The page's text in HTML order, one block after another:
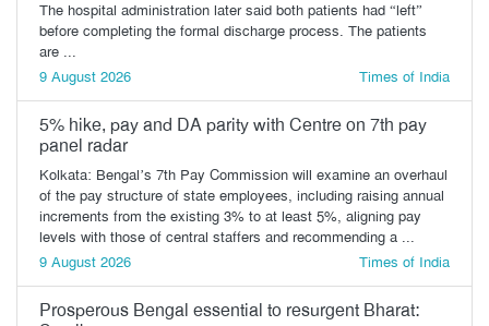
The hospital administration later said both patients had “left”
before completing the formal discharge process. The patients
are ...
9 August 2026
Times of India
5% hike, pay and DA parity with Centre on 7th pay
panel radar
Kolkata: Bengal’s 7th Pay Commission will examine an overhaul
of the pay structure of state employees, including raising annual
increments from the existing 3% to at least 5%, aligning pay
levels with those of central staffers and recommending a ...
9 August 2026
Times of India
Prosperous Bengal essential to resurgent Bharat: